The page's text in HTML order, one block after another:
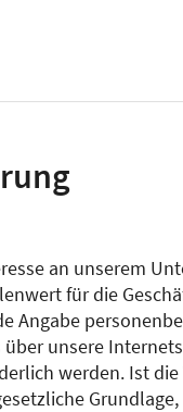
an unserem
für die
Angabe
unsere
werden. Ist